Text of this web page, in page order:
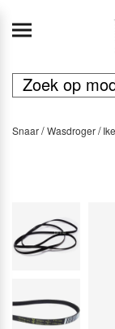
Snaar Wasdroger